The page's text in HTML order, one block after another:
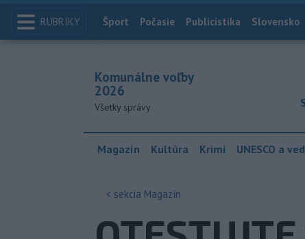
RUBRIKY Index
Šport Počasie Publicistika Slovensko
Komunálne voľby
2026
Všetky správy
Magazín Kultúra Krimi UNESCO a
< sekcia Magazín